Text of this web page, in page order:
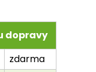
dopravy
zdarma